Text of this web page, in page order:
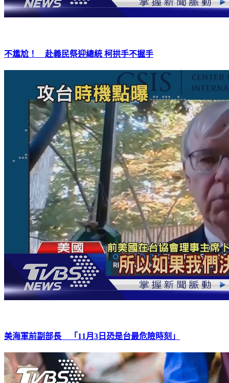
不尷尬！ 赴義民祭迎總統 柯拱手不握手
美海軍前副部長 「11月3日恐是台最危險時刻」